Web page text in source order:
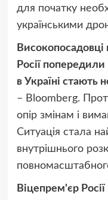
для початку
українськими
Високопосадовці
Росії
в Україні
– Bloomberg.
опір змінам і
Ситуація стала
внутрішнього
Віцепрем'єр